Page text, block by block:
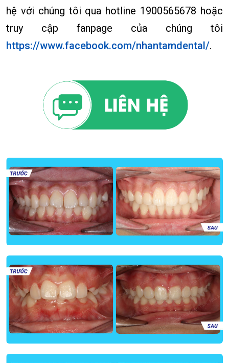
hệ với chúng tôi qua hotline 1900565678 hoặc
truy cập fanpage của chúng tôi
https://www.facebook.com/nhantamdental/.